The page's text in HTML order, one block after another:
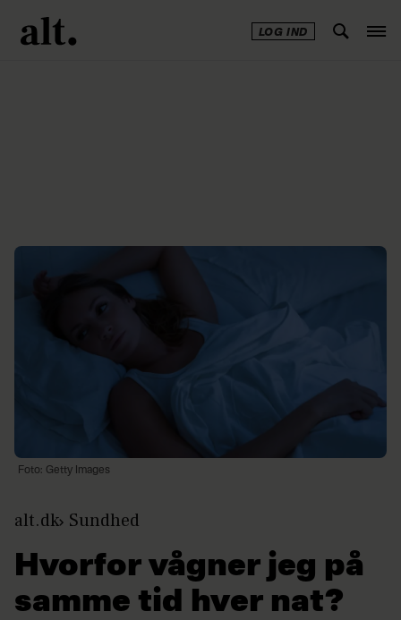
LOG IND
Foto: Getty Images
alt.dk Sundhed
Hvorfor vågner jeg på
samme tid hver nat?